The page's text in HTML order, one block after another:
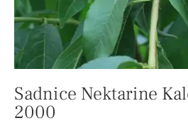
Sadnice Nektarine
2000